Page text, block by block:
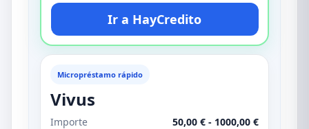
Ir a HayCredito
Micropréstamo rápido
Vivus
Importe
50,00 € - 1000,00 €